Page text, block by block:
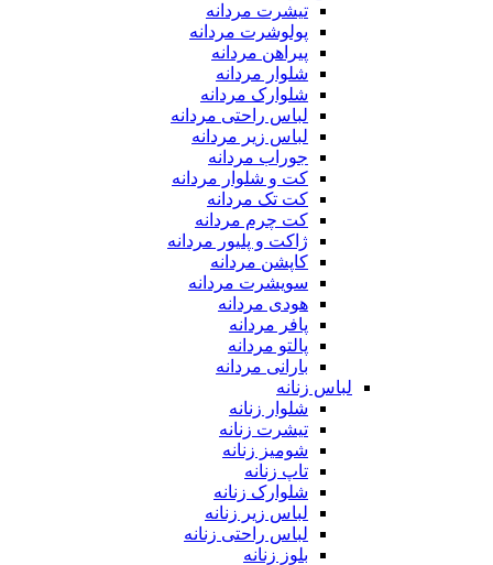
تیشرت مردانه
پولوشرت مردانه
پیراهن مردانه
شلوار مردانه
شلوارک مردانه
لباس راحتی مردانه
لباس زیر مردانه
جوراب مردانه
کت و شلوار مردانه
کت تک مردانه
کت چرم مردانه
ژاکت و پلیور مردانه
کاپشن مردانه
سویشرت مردانه
هودی مردانه
پافر مردانه
پالتو مردانه
بارانی مردانه
لباس زنانه
شلوار زنانه
تیشرت زنانه
شومیز زنانه
تاپ زنانه
شلوارک زنانه
لباس زیر زنانه
لباس راحتی زنانه
بلوز زنانه